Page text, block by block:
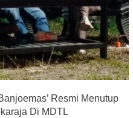
Resmi Menutup
Di MDTL